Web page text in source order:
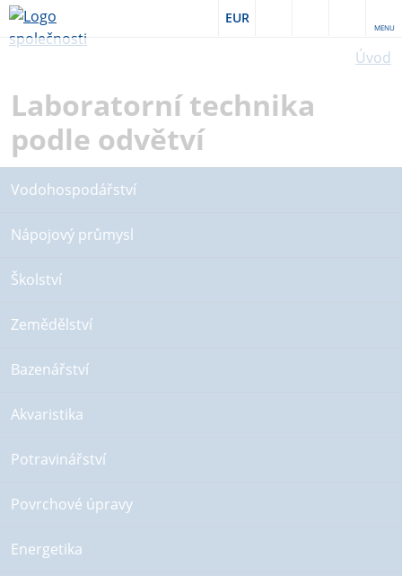
EUR
MENU
Úvod
Laboratorní technika
podle odvětví
Vodohospodářství
Nápojový průmysl
Školství
Zemědělství
Bazenářství
Akvaristika
Potravinářství
Povrchové úpravy
Energetika